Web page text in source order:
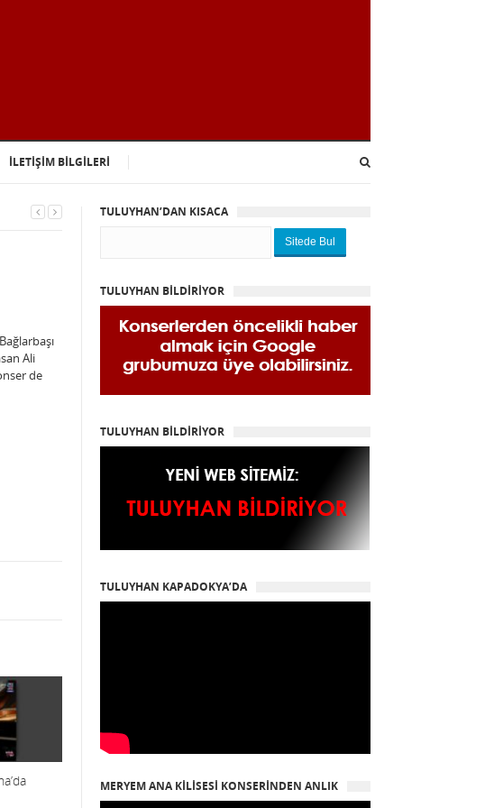
İLETİŞİM BİLGİLERİ
Ali
de
TULUYHAN’DAN KISACA
Sitede Bul
TULUYHAN BİLDİRİYOR
TULUYHAN BİLDİRİYOR
TULUYHAN KAPADOKYA’DA
MERYEM ANA KİLİSESİ KONSERİNDEN ANLIK